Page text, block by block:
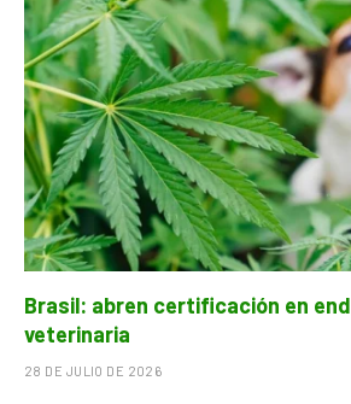
Brasil: abren certificación en
veterinaria
28 DE JULIO DE 2026